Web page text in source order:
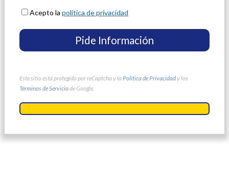
Acepto lapolítica de privacidad
Este sitio está protegido por reCaptcha y la Política de Privacidady los
Términos de Serviciode Google.